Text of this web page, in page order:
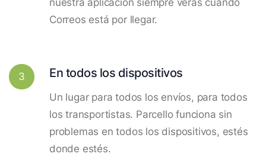
Correos está por llegar.
3 En todos los dispositivos
Un lugar para todos los envíos, para todos
los transportistas. Parcello funciona sin
problemas en todos los dispositivos, estés
donde estés.